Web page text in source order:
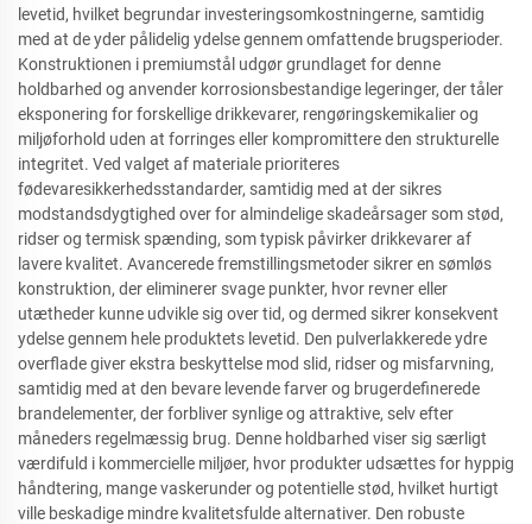
levetid, hvilket begrundar investeringsomkostningerne, samtidig
med at de yder pålidelig ydelse gennem omfattende brugsperioder.
Konstruktionen i premiumstål udgør grundlaget for denne
holdbarhed og anvender korrosionsbestandige legeringer, der tåler
eksponering for forskellige drikkevarer, rengøringskemikalier og
miljøforhold uden at forringes eller kompromittere den strukturelle
integritet. Ved valget af materiale prioriteres
fødevaresikkerhedsstandarder, samtidig med at der sikres
modstandsdygtighed over for almindelige skadeårsager som stød,
ridser og termisk spænding, som typisk påvirker drikkevarer af
lavere kvalitet. Avancerede fremstillingsmetoder sikrer en sømløs
konstruktion, der eliminerer svage punkter, hvor revner eller
utætheder kunne udvikle sig over tid, og dermed sikrer konsekvent
ydelse gennem hele produktets levetid. Den pulverlakkerede ydre
overflade giver ekstra beskyttelse mod slid, ridser og misfarvning,
samtidig med at den bevare levende farver og brugerdefinerede
brandelementer, der forbliver synlige og attraktive, selv efter
måneders regelmæssig brug. Denne holdbarhed viser sig særligt
værdifuld i kommercielle miljøer, hvor produkter udsættes for hyppig
håndtering, mange vaskerunder og potentielle stød, hvilket hurtigt
ville beskadige mindre kvalitetsfulde alternativer. Den robuste